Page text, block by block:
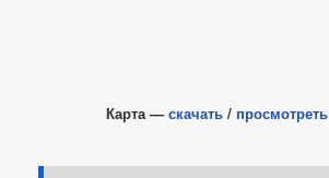
Карта — скачать / просмотреть